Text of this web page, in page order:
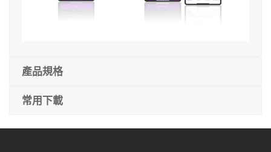
產品規格
常用下載